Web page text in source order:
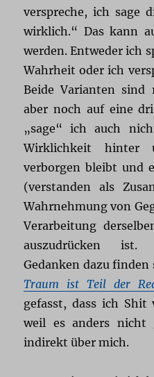
verspreche, ich sage
wirklich.“ Das kann
werden. Entweder ich
Wahrheit oder ich
Beide Varianten
aber noch auf eine
„sage“ ich auch
Wirklichkeit hinter
verborgen bleibt und
(verstanden als
Wahrnehmung von
Verarbeitung
auszudrücken ist.
Gedanken dazu
Traum ist Teil der
gefasst, dass ich Shit
weil es anders nicht
indirekt über mich.